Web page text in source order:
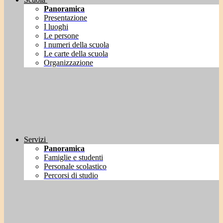
Panoramica
Presentazione
I luoghi
Le persone
I numeri della scuola
Le carte della scuola
Organizzazione
Servizi
Panoramica
Famiglie e studenti
Personale scolastico
Percorsi di studio